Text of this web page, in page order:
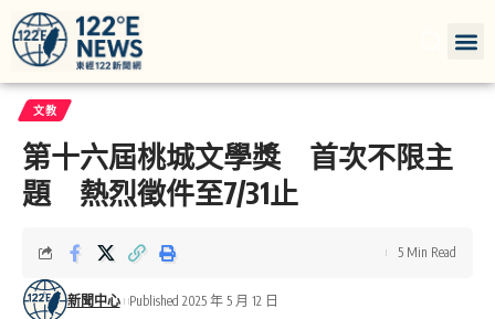
文教
第十六屆桃城文學獎 首次不限主
題 熱烈徵件至7/31止
新聞中心 Published 2025 年 5 月 12 日
5 Min Read